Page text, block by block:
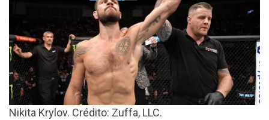
Nikita Krylov. Crédito: Zuffa, LLC.